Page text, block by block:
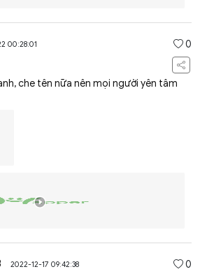
00:28:01 0
che tên nữa nên mọi người yên tâm
2022-12-17 09:42:38 0